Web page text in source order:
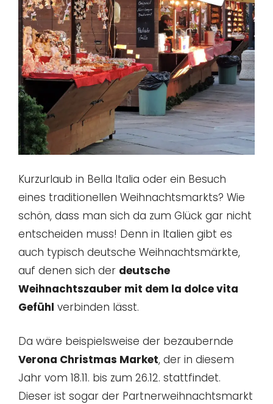
Kurzurlaub in Bella Italia oder ein Besuch
eines traditionellen Weihnachtsmarkts? Wie
schön, dass man sich da zum Glück gar nicht
entscheiden muss! Denn in Italien gibt es
auch typisch deutsche Weihnachtsmärkte,
auf denen sich der deutsche
Weihnachtszauber mit dem la dolce vita
Gefühl verbinden lässt.
Da wäre beispielsweise der bezaubernde
Verona Christmas Market, der in diesem
Jahr vom 18.11. bis zum 26.12. stattfindet.
Dieser ist sogar der Partnerweihnachtsmarkt